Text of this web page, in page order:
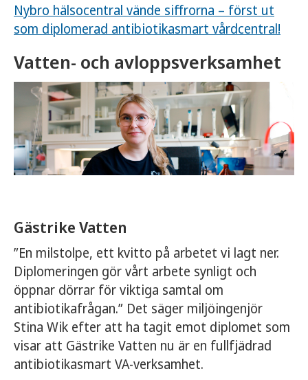
Nybro hälsocentral vände siffrorna – först ut
som diplomerad antibiotikasmart vårdcentral!
Vatten- och avloppsverksamhet
Gästrike Vatten
”En milstolpe, ett kvitto på arbetet vi lagt ner.
Diplomeringen gör vårt arbete synligt och
öppnar dörrar för viktiga samtal om
antibiotikafrågan.” Det säger miljöingenjör
Stina Wik efter att ha tagit emot diplomet som
visar att Gästrike Vatten nu är en fullfjädrad
antibiotikasmart VA-verksamhet.